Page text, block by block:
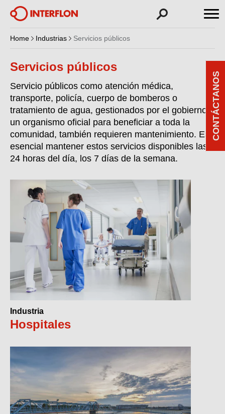
Home Industrias Servicios públicos
Servicios públicos
Servicio públicos como atención médica,
transporte, policía, cuerpo de bomberos o
tratamiento de agua, gestionados por el gobierno o
un organismo oficial para beneficiar a toda la
comunidad, también requieren mantenimiento. Es
esencial mantener estos servicios disponibles las
24 horas del día, los 7 días de la semana.
Industria
Hospitales
CONTÁCTANOS